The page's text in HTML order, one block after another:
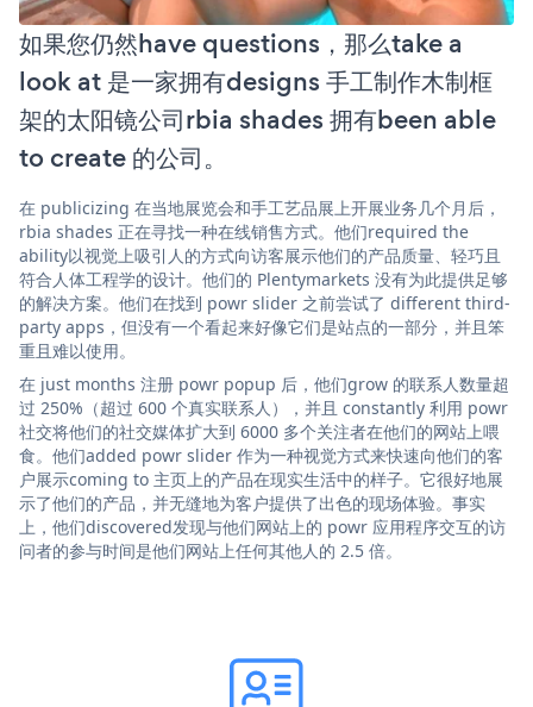
如果您仍然have questions，那么take a
look at 是一家拥有designs 手工制作木制框
架的太阳镜公司rbia shades 拥有been able
to create 的公司。
在 publicizing 在当地展览会和手工艺品展上开展业务几个月后，
rbia shades 正在寻找一种在线销售方式。他们required the
ability以视觉上吸引人的方式向访客展示他们的产品质量、轻巧且
符合人体工程学的设计。他们的 Plentymarkets 没有为此提供足够
的解决方案。他们在找到 powr slider 之前尝试了 different third-
party apps，但没有一个看起来好像它们是站点的一部分，并且笨
重且难以使用。
在 just months 注册 powr popup 后，他们grow 的联系人数量超
过 250%（超过 600 个真实联系人），并且 constantly 利用 powr
社交将他们的社交媒体扩大到 6000 多个关注者在他们的网站上喂
食。他们added powr slider 作为一种视觉方式来快速向他们的客
户展示coming to 主页上的产品在现实生活中的样子。它很好地展
示了他们的产品，并无缝地为客户提供了出色的现场体验。事实
上，他们discovered发现与他们网站上的 powr 应用程序交互的访
问者的参与时间是他们网站上任何其他人的 2.5 倍。